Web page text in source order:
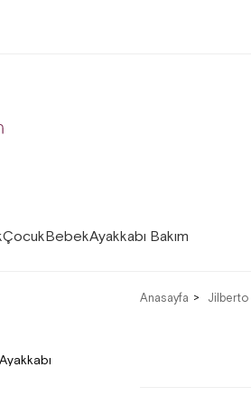
ÇocukBebekAyakkabı Bakım
Anasayfa Jilberto